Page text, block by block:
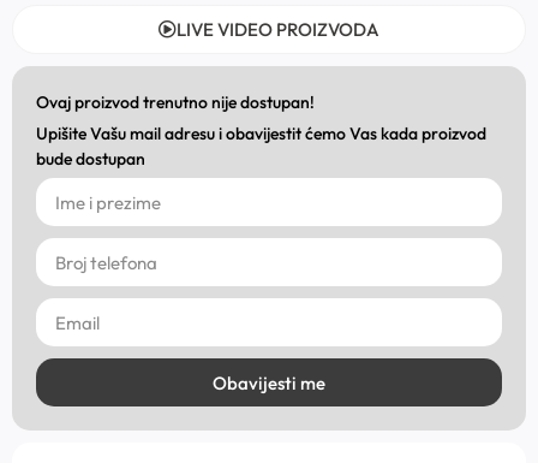
LIVE VIDEO PROIZVODA
Ovaj proizvod trenutno nije dostupan!
Upišite Vašu mail adresu i obavijestit ćemo Vas kada proizvod
bude dostupan
Obavijesti me